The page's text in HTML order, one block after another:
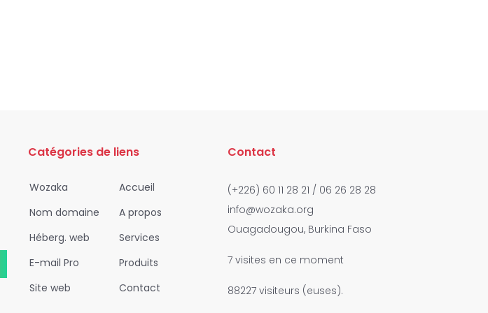
Catégories de liens
Wozaka
Accueil
Nom domaine
A propos
Héberg. web
Services
E-mail Pro
Produits
Site web
Contact
Contact
(+226) 60 11 28 21 / 06 26 28 28
info@wozaka.org
Ouagadougou, Burkina Faso
7 visites en ce moment
88227 visiteurs (euses).